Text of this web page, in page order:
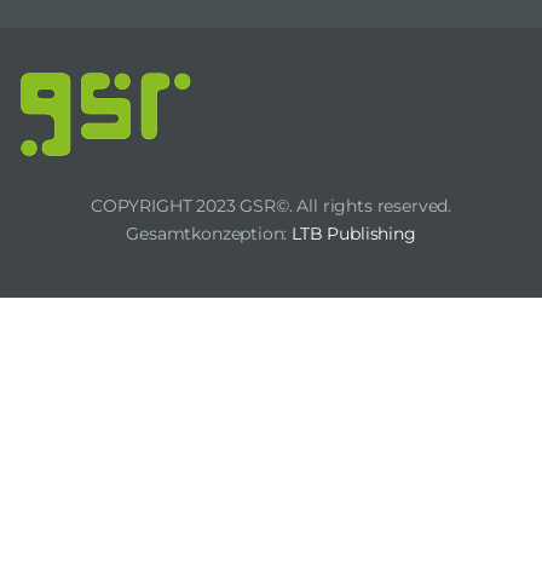
COPYRIGHT 2023 GSR©. All rights reserved.
Gesamtkonzeption: LTB Publishing